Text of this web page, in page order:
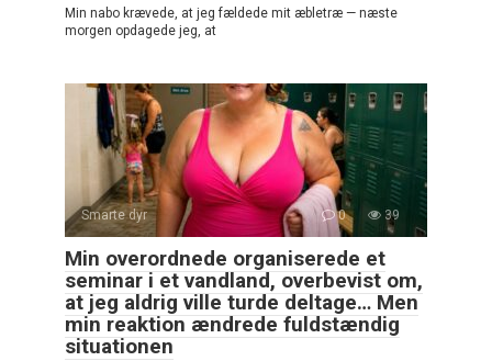
Min nabo krævede, at jeg fældede mit æbletræ — næste
morgen opdagede jeg, at
Smarte dyr 0 39
Min overordnede organiserede et
seminar i et vandland, overbevist om,
at jeg aldrig ville turde deltage… Men
min reaktion ændrede fuldstændig
situationen